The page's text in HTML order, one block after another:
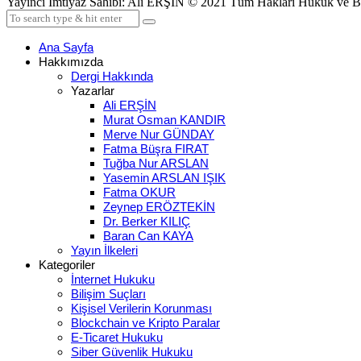
Ana Sayfa
Hakkımızda
Dergi Hakkında
Yazarlar
Ali ERŞİN
Murat Osman KANDIR
Merve Nur GÜNDAY
Fatma Büşra FIRAT
Tuğba Nur ARSLAN
Yasemin ARSLAN IŞIK
Fatma OKUR
Zeynep ERÖZTEKİN
Dr. Berker KILIÇ
Baran Can KAYA
Yayın İlkeleri
Kategoriler
İnternet Hukuku
Bilişim Suçları
Kişisel Verilerin Korunması
Blockchain ve Kripto Paralar
E-Ticaret Hukuku
Siber Güvenlik Hukuku